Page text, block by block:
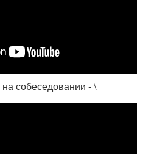
на собеседовании - \